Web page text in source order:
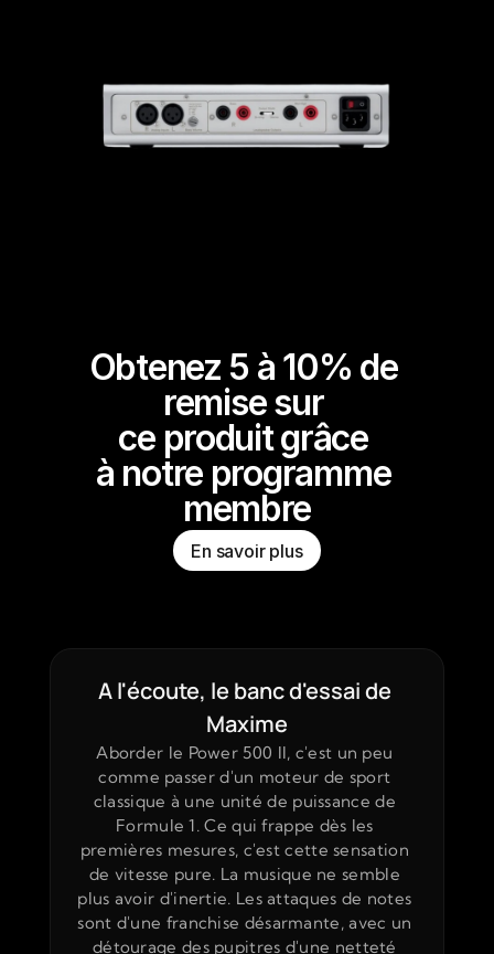
Aborder le Power 500 II, c'est un peu
comme passer d'un moteur de sport
classique à une unité de puissance de
Formule 1. Ce qui frappe dès les
premières mesures, c'est cette sensation
de vitesse pure. La musique ne semble
plus avoir d'inertie. Les attaques de notes
sont d'une franchise désarmante, avec un
détourage des pupitres d'une netteté
A l'écoute, le banc d'essai de
Maxime
Obtenez 5 à 10% de
remise sur
ce produit grâce
à notre programme
membre
En savoir plus